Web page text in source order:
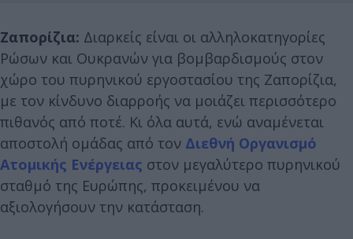
Ζαπορίζια: Διαρκείς είναι οι αλληλοκατηγορίες
Ρώσων και Ουκρανών για βομβαρδισμούς στον
χώρο του πυρηνικού εργοστασίου της Ζαπορίζια,
με τον κίνδυνο διαρροής να μοιάζει περισσότερο
πιθανός από ποτέ. Κι όλα αυτά, ενώ αναμένεται
αποστολή ομάδας από τον Διεθνή Οργανισμό
Ατομικής Ενέργειας στον μεγαλύτερο πυρηνικού
σταθμό της Ευρώπης, προκειμένου να
αξιολογήσουν την κατάσταση.